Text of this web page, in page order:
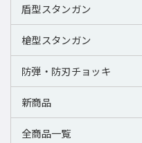
盾型スタンガン
槍型スタンガン
防弾・防刃チョッキ
新商品
全商品一覧